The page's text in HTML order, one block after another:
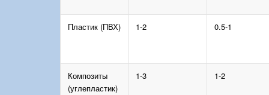
Пластик (ПВХ) 1-2 0.5-1
Композиты
(углепластик)
1-3 1-2